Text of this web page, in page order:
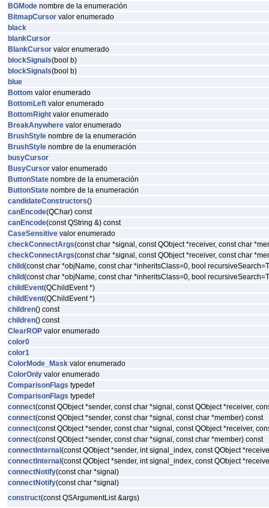
BGMode nombre de la enumeración
BitmapCursor valor enumerado
black
blankCursor
BlankCursor valor enumerado
blockSignals(bool b)
blockSignals(bool b)
blue
Bottom valor enumerado
BottomLeft valor enumerado
BottomRight valor enumerado
BreakAnywhere valor enumerado
BrushStyle nombre de la enumeración
BrushStyle nombre de la enumeración
busyCursor
BusyCursor valor enumerado
ButtonState nombre de la enumeración
ButtonState nombre de la enumeración
candidateConstructors()
canEncode(QChar) const
canEncode(const QString &) const
CaseSensitive valor enumerado
checkConnectArgs(const char *signal, const QObject *receiver, const char
checkConnectArgs(const char *signal, const QObject *receiver, const char
child(const char *objName, const char *inheritsClass=0, bool
child(const char *objName, const char *inheritsClass=0, bool
childEvent(QChildEvent *)
childEvent(QChildEvent *)
children() const
children() const
ClearROP valor enumerado
color0
color1
ColorMode_Mask valor enumerado
ColorOnly valor enumerado
ComparisonFlags typedef
ComparisonFlags typedef
connect(const QObject *sender, const char *signal, const QObject *receiver,
connect(const QObject *sender, const char *signal, const char *member) const
connect(const QObject *sender, const char *signal, const QObject *receiver,
connect(const QObject *sender, const char *signal, const char *member) const
connectInternal (const QObject *sender, int signal_index, const QObject
connectInternal (const QObject *sender, int signal_index, const QObject
connectNotify(const char *signal)
connectNotify(const char *signal)
construct(const QSArgumentList &args)